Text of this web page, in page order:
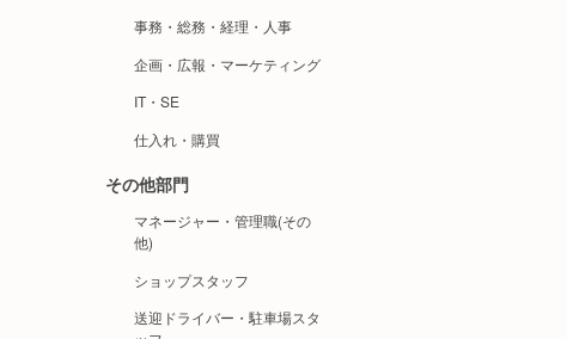
事務・総務・経理・人事
企画・広報・マーケティング
IT・SE
仕入れ・購買
その他部門
マネージャー・管理職(その
他)
ショップスタッフ
送迎ドライバー・駐車場スタ